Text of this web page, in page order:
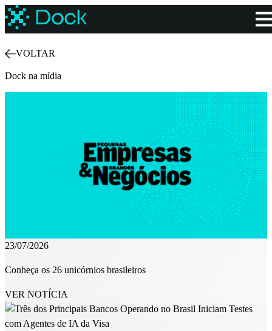
VOLTAR
Dock na mídia
23/07/2026
Conheça os 26 unicórnios brasileiros
VER NOTÍCIA